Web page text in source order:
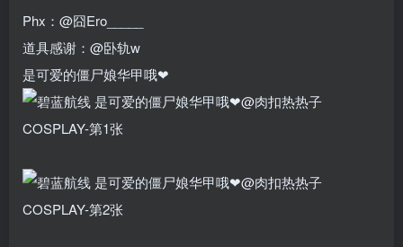
Phx：@囧Ero_____
道具感谢：@卧轨w
是可爱的僵尸娘华甲哦❤